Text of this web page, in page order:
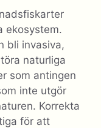
ekosystem.
bli invasiva,
naturliga
som antingen
inte utgör
Korrekta
för att